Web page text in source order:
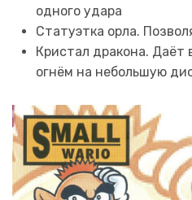
одного удара
Статуэтка орла.
Кристал дракона. Даёт
огнём на небольшую